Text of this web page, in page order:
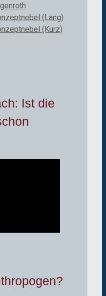
(Lang)
(Kurz)
Ist die